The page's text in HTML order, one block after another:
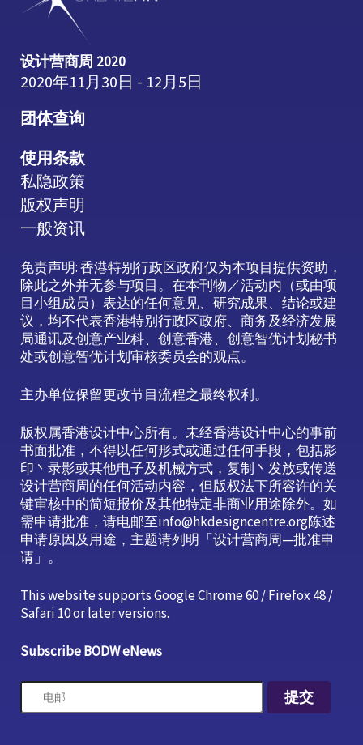
设计营商周 2020
2020年11月30日 - 12月5日
团体查询
使用条款
私隐政策
版权声明
一般资讯
免责声明: 香港特别行政区政府仅为本项目提供资助，
除此之外并无参与项目。在本刊物／活动内（或由项
目小组成员）表达的任何意见、研究成果、结论或建
议，均不代表香港特别行政区政府、商务及经济发展
局通讯及创意产业科、创意香港、创意智优计划秘书
处或创意智优计划审核委员会的观点。
主办单位保留更改节目流程之最终权利。
版权属香港设计中心所有。未经香港设计中心的事前
书面批准，不得以任何形式或通过任何手段，包括影
印丶录影或其他电子及机械方式，复制丶发放或传送
设计营商周的任何活动内容，但版权法下所容许的关
键审核中的简短报价及其他特定非商业用途除外。如
需申请批准，请电邮至info@hkdesigncentre.org陈述
申请原因及用途，主题请列明「设计营商周—批准申
请」。
This website supports Google Chrome 60 / Firefox 48 /
Safari 10 or later versions.
Subscribe BODW eNews
提交